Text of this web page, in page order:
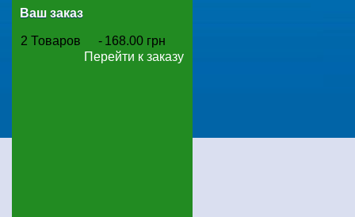
Ваш заказ
2 Товаров - 168.00 грн
Перейти к заказу